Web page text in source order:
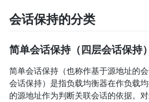
会话保持的分类
简单会话保持（四层会话保持）
简单会话保持（也称作基于源地址的
会话保持）是指负载均衡器在作负载
的源地址作为判断关联会话的依据。